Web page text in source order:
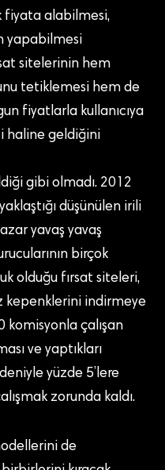
fiyata alabilmesi,
yapabilmesi
sitelerinin hem
tetiklemesi hem de
fiyatlarla kullanıcıya
haline geldiğini
gibi olmadı. 2012
düşünülen irili
yavaş yavaş
birçok
olduğu fırsat siteleri,
kepenklerini indirmeye
komisyonla çalışan
ve yaptıkları
yüzde 5’lere
zorunda kaldı.
de